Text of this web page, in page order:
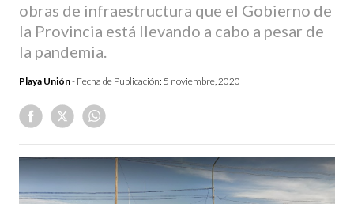
obras de infraestructura que el Gobierno de
la Provincia está llevando a cabo a pesar de
la pandemia.
Playa Unión- Fecha de Publicación: 5 noviembre, 2020